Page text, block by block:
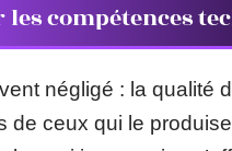
compétences
négligé : la qualité
de ceux qui le